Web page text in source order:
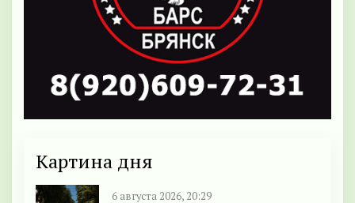
Картина дня
6 августа 2026, 20:29